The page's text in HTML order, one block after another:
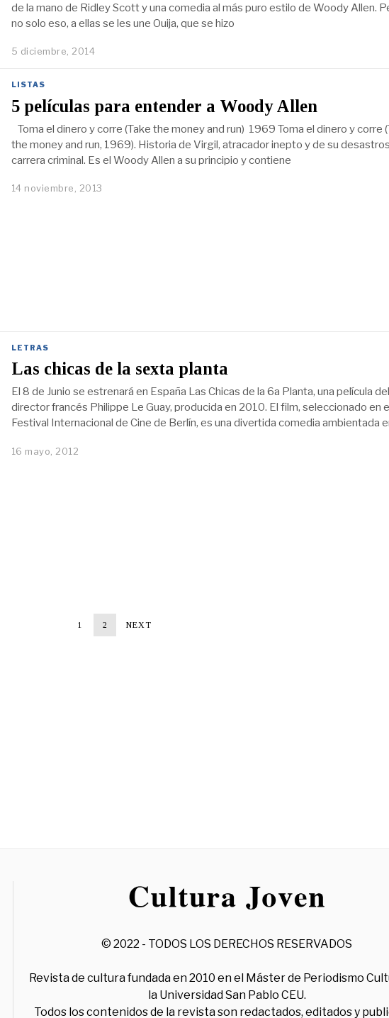
de la mano de Ridley Scott y una comedia al más puro estilo de Woody Allen.
no solo eso, a ellas se les une Ouija, que se hizo
5 diciembre, 2014
LISTAS
5 películas para entender a Woody Allen
Toma el dinero y corre (Take the money and run) 1969 Toma el dinero y corre
the money and run, 1969). Historia de Virgil, atracador inepto y de su
carrera criminal. Es el Woody Allen a su principio y contiene
14 noviembre, 2013
LETRAS
Las chicas de la sexta planta
El 8 de Junio se estrenará en España Las Chicas de la 6a Planta, una película del
director francés Philippe Le Guay, producida en 2010. El film, seleccionado en
Festival Internacional de Cine de Berlín, es una divertida comedia ambientada
16 mayo, 2012
1 2 NEXT
© 2022 - TODOS LOS DERECHOS RESERVADOS
Revista de cultura fundada en 2010 en el Máster de Periodismo
la Universidad San Pablo CEU.
Todos los contenidos de la revista son redactados, editados y